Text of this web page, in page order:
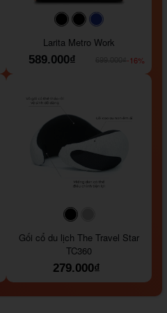
#000000#000000
Larita Metro Work
589.000₫
-16%
#000000
Gối cổ du lịch The Travel Star
TC360
279.000₫